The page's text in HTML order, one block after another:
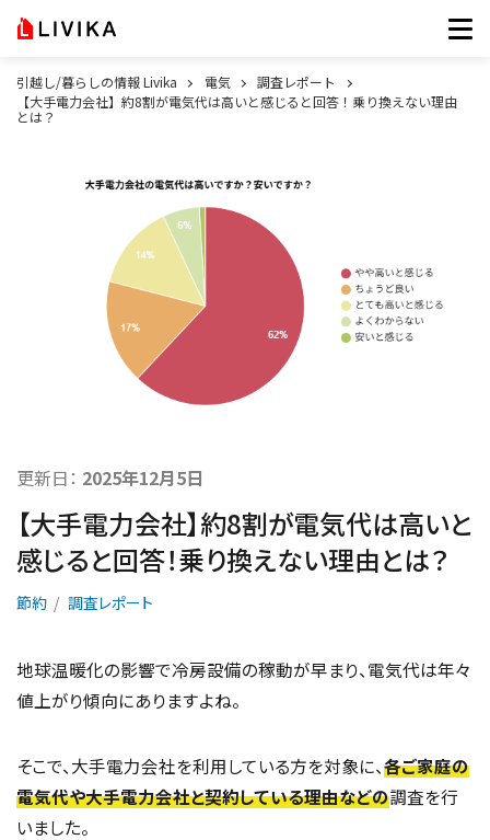
引越し/暮らしの情報 Livika 電気
調査レポート
【大手電力会社】約8割が電気代は高いと感じると回答！乗り換えない理由
とは？
更新日： 2025年12月5日
【大手電力会社】約8割が電気代は高いと
感じると回答！乗り換えない理由とは？
節約 調査レポート
地球温暖化の影響で冷房設備の稼動が早まり、電気代は年々
値上がり傾向にありますよね。
そこで、大手電力会社を利用している方を対象に、各ご家庭の
電気代や大手電力会社と契約している理由などの調査を行
いました。